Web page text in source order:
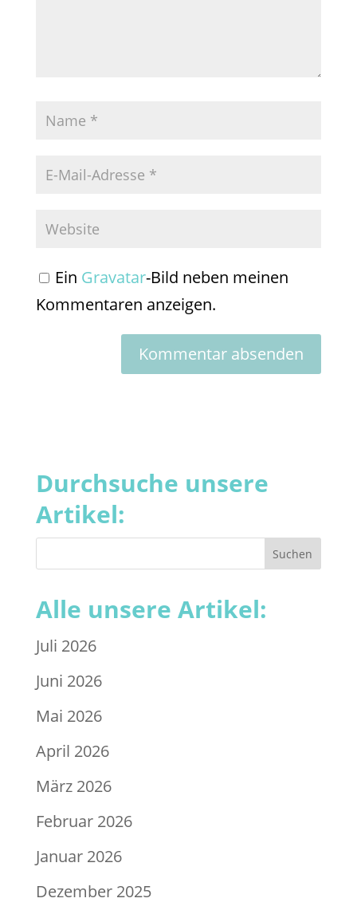
Ein Gravatar-Bild neben meinen
Kommentaren anzeigen.
Durchsuche unsere
Artikel:
Alle unsere Artikel:
Juli 2026
Juni 2026
Mai 2026
April 2026
März 2026
Februar 2026
Januar 2026
Dezember 2025